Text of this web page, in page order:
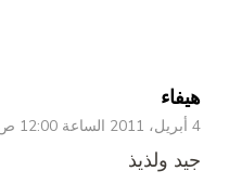
هيفاء
4 أبريل، 2011 الساعة 12:00 ص
جيد ولذيذ